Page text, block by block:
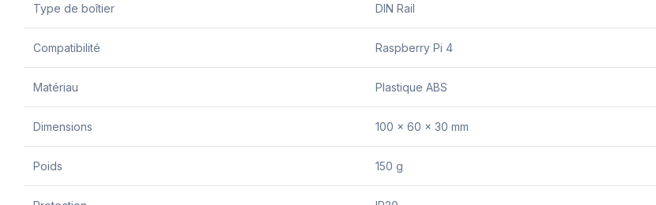
Type de boîtier DIN Rail
Compatibilité Raspberry Pi 4
Matériau Plastique ABS
Dimensions 100 x 60 x 30 mm
Poids 150 g